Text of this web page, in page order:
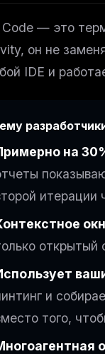
— это
он не
IDE и
на
итерации
открытый
и
того,
DIGEST
pick of the
agent skill
& workflow